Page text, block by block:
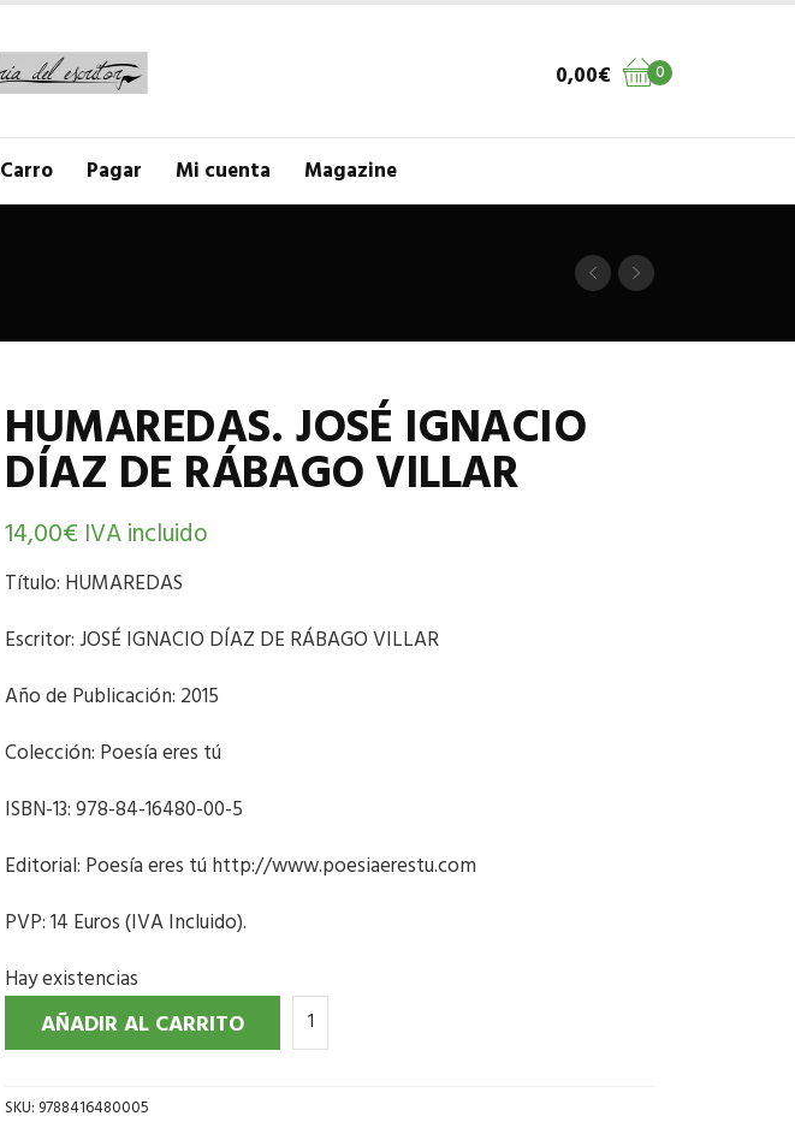
0
0,00€
Carro Pagar Mi cuenta Magazine
HUMAREDAS. JOSÉ IGNACIO
DÍAZ DE RÁBAGO VILLAR
14,00€ IVA incluido
Título: HUMAREDAS
Escritor: JOSÉ IGNACIO DÍAZ DE RÁBAGO VILLAR
Año de Publicación: 2015
Colección: Poesía eres tú
ISBN-13: 978-84-16480-00-5
Editorial: Poesía eres tú http://www.poesiaerestu.com
PVP: 14 Euros (IVA Incluido).
Hay existencias
AÑADIR AL CARRITO
SKU: 9788416480005